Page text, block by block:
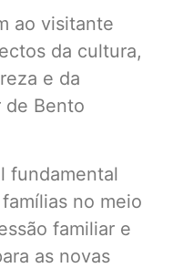
ao visitante
da cultura,
e da
de Bento
fundamental
no meio
familiar e
as novas